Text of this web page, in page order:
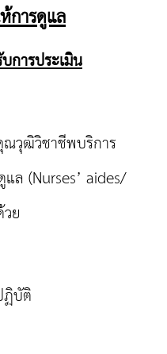
การดูแล
การประเมิน
วุฒิวิชาชีพบริการ
ล (Nurses’ aides/
ย
บัติ